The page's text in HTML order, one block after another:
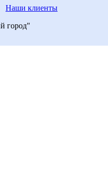
Наши клиенты
город"